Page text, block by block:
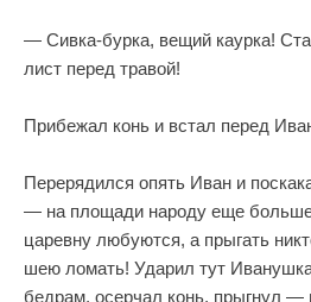
— Сивка-бурка, вещий каурка!
лист перед травой!
Прибежал конь и встал перед
Перерядился опять Иван и
— на площади народу еще больше
царевну любуются, а прыгать
шею ломать! Ударил тут
бедрам, осерчал конь, прыгнул —